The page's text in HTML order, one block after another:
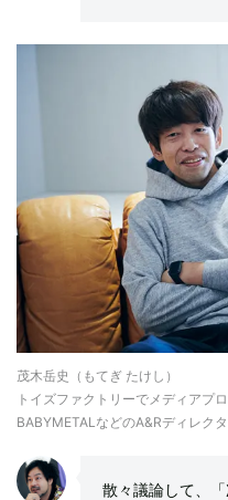
茂木岳史（もてぎ たけし）
トイズファクトリーでメディアプ
BABYMETALなどのA&Rディレクタ
散々議論して、